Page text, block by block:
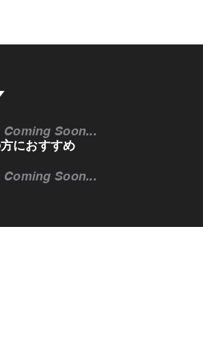
Coming Soon...
におすすめ
Coming Soon...